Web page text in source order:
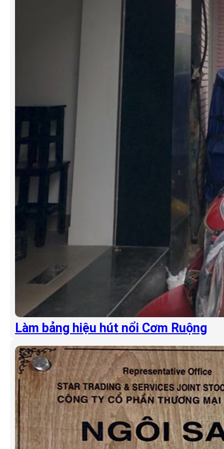
Làm bảng hiệu hút nổi Cơm Ruộng